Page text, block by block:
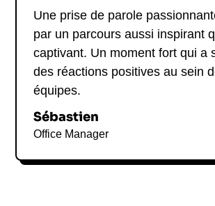
Une prise de parole
par un parcours aussi inspirant
captivant. Un moment fort qui a
des réactions positives au sein
équipes.
Sébastien
Office Manager